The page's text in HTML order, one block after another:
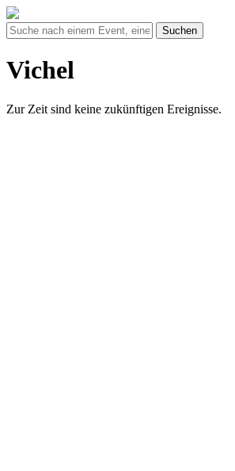
Suchen
Vichel
Zur Zeit sind keine zukünftigen Ereignisse.